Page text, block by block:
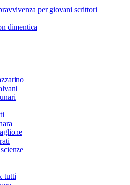
per giovani scrittori
dimentica
tutti